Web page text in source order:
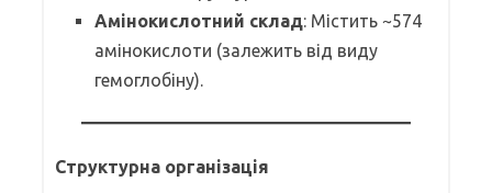
Амінокислотний склад: Містить ~574
амінокислоти (залежить від виду
гемоглобіну).
Структурна організація